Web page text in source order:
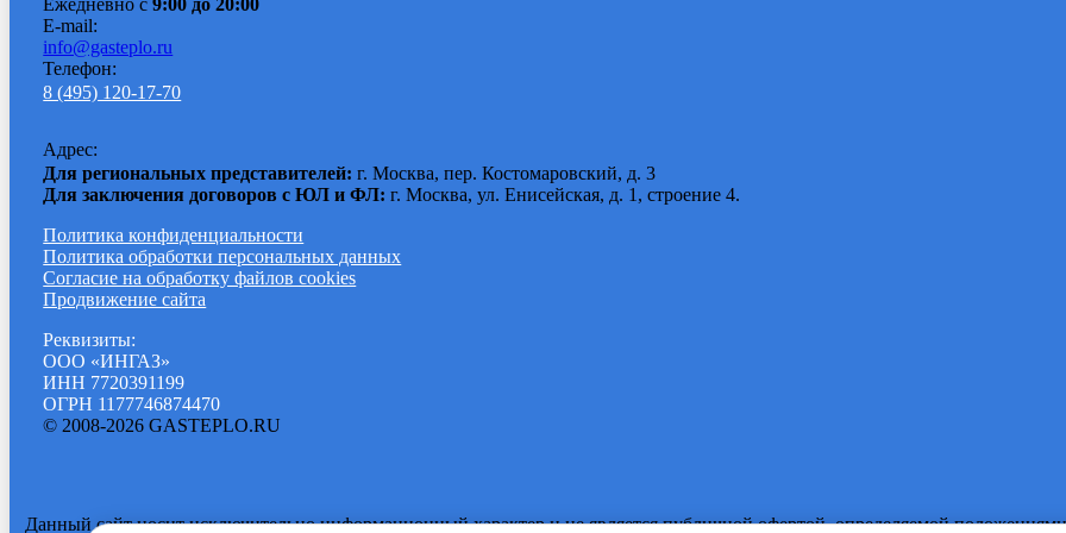
Ежедневно с9:00 до 20:00
E-mail:
info@gasteplo.ru
Телефон:
8 (495) 120-17-70
Адрес:
Для региональных представителей: г. Москва, пер. Костомаровский, д. 3
Для заключения договоров с ЮЛ и ФЛ:г. Москва, ул. Енисейская, д. 1, строение 4.
Политика конфиденциальности
Политика обработки персональных данных
Согласие на обработку файлов cookies
Продвижение сайта
Реквизиты:
ООО «ИНГАЗ»
ИНН 7720391199
ОГРН 1177746874470
© 2008-2026 GASTEPLO.RU
Данный сайт носит исключительно информационный характер и не является публичной офертой, определяемой